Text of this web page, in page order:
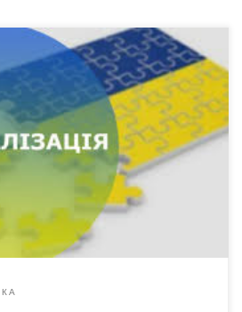
селу, чи не найбагатшому в
приїздять на роботу сотні майстринь
елітний район Києва. Назва
навіть світової преси. Яке
з виробництва весільних суконь». Та
плачуть. І до […]